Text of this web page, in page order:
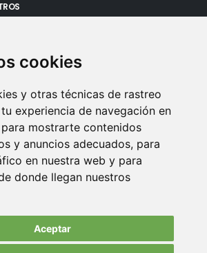
cookies
y otras técnicas de rastreo
experiencia de navegación en
mostrarte contenidos
y anuncios adecuados, para
en nuestra web y para
donde llegan nuestros
Aceptar
de Salburua 8, planta 3, 01002 - Vitoria-